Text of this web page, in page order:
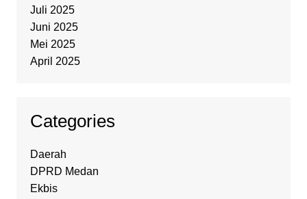
Juli 2025
Juni 2025
Mei 2025
April 2025
Categories
Daerah
DPRD Medan
Ekbis